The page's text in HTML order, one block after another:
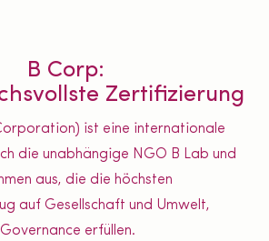
B Corp:
Zertifizierung
ist eine internationale
die unabhängige NGO B Lab und
aus, die die höchsten
auf Gesellschaft und Umwelt,
erfüllen.